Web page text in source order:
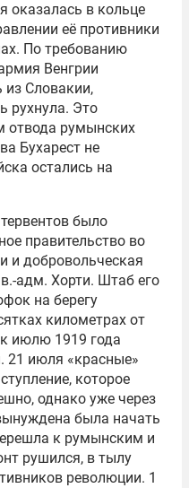
оказалась в кольце
её противники
По требованию
Венгрии
из Словакии,
рухнула. Это
отвода румынских
Бухарест не
остались на
было
правительство во
и добровольческая
адм. Хорти. Штаб его
на берегу
километрах от
июлю 1919 года
21 июля «красные»
которое
однако уже через
была начать
к румынским и
рушился, в тылу
революции. 1